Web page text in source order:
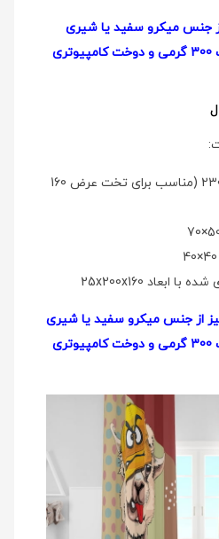
جنس میکرو سفید یا شیری
رنگ است و لحاف با الیاف 300 گرمی و دوخت کامپیوتری
1 عدد لحاف با ابعاد 220×230 (مناسب برای تخت عرض 160
از جنس میکرو سفید یا شیری
رنگ است و لحاف با الیاف 300 گرمی و دوخت کامپیوتری